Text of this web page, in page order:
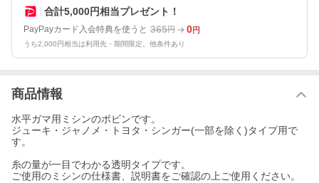
合計5,000円相当プレゼント！
PayPayカード入会特典を使うと 365円 0円
うち2,000円相当は利用先・期間限定。他条件あり
商品情報
水平ガマ用ミシンのボビンです。
ジューキ・ジャノメ・トヨタ・シンガー(一部を除く)タイプ用で
す。
糸の量が一目でわかる透明タイプです。
ご使用のミシンの仕様書、説明書をご確認の上ご使用ください。